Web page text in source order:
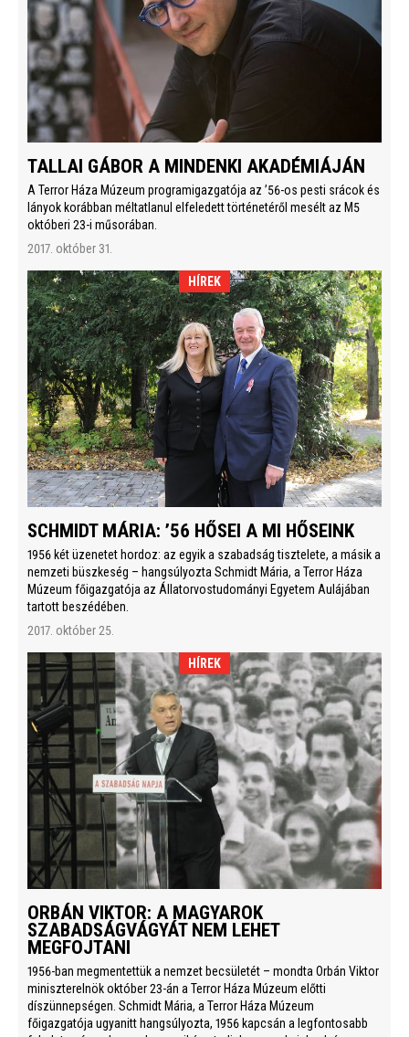
TALLAI GÁBOR A MINDENKI AKADÉMIÁJÁN
A Terror Háza Múzeum programigazgatója az ’56-os pesti srácok és
lányok korábban méltatlanul elfeledett történetéről mesélt az M5
októberi 23-i műsorában.
2017. október 31.
HÍREK
SCHMIDT MÁRIA: ’56 HŐSEI A MI HŐSEINK
1956 két üzenetet hordoz: az egyik a szabadság tisztelete, a másik a
nemzeti büszkeség – hangsúlyozta Schmidt Mária, a Terror Háza
Múzeum főigazgatója az Állatorvostudományi Egyetem Aulájában
tartott beszédében.
2017. október 25.
HÍREK
ORBÁN VIKTOR: A MAGYAROK
SZABADSÁGVÁGYÁT NEM LEHET
MEGFOJTANI
1956-ban megmentettük a nemzet becsületét – mondta Orbán Viktor
miniszterelnök október 23-án a Terror Háza Múzeum előtti
díszünnepségen. Schmidt Mária, a Terror Háza Múzeum
főigazgatója ugyanitt hangsúlyozta, 1956 kapcsán a legfontosabb